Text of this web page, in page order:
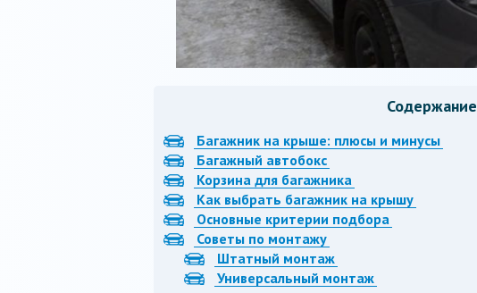
Содержание
Багажник на крыше: плюсы и минусы
Багажный автобокс
Корзина для багажника
Как выбрать багажник на крышу
Основные критерии подбора
Советы по монтажу
Штатный монтаж
Универсальный монтаж